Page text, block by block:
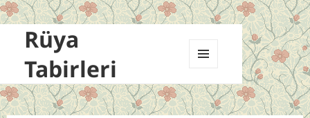
Rüya
Tabirleri
VE
BILEŞENLER